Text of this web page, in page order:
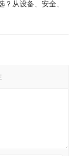
从设备、安全、